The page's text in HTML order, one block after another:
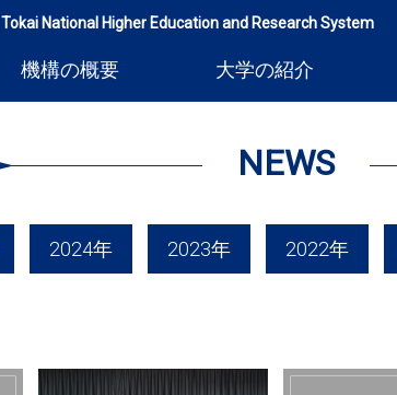
Tokai National Higher Education and Research System
機構の概要 大学の紹介
NEWS
2024年 2023年 2022年